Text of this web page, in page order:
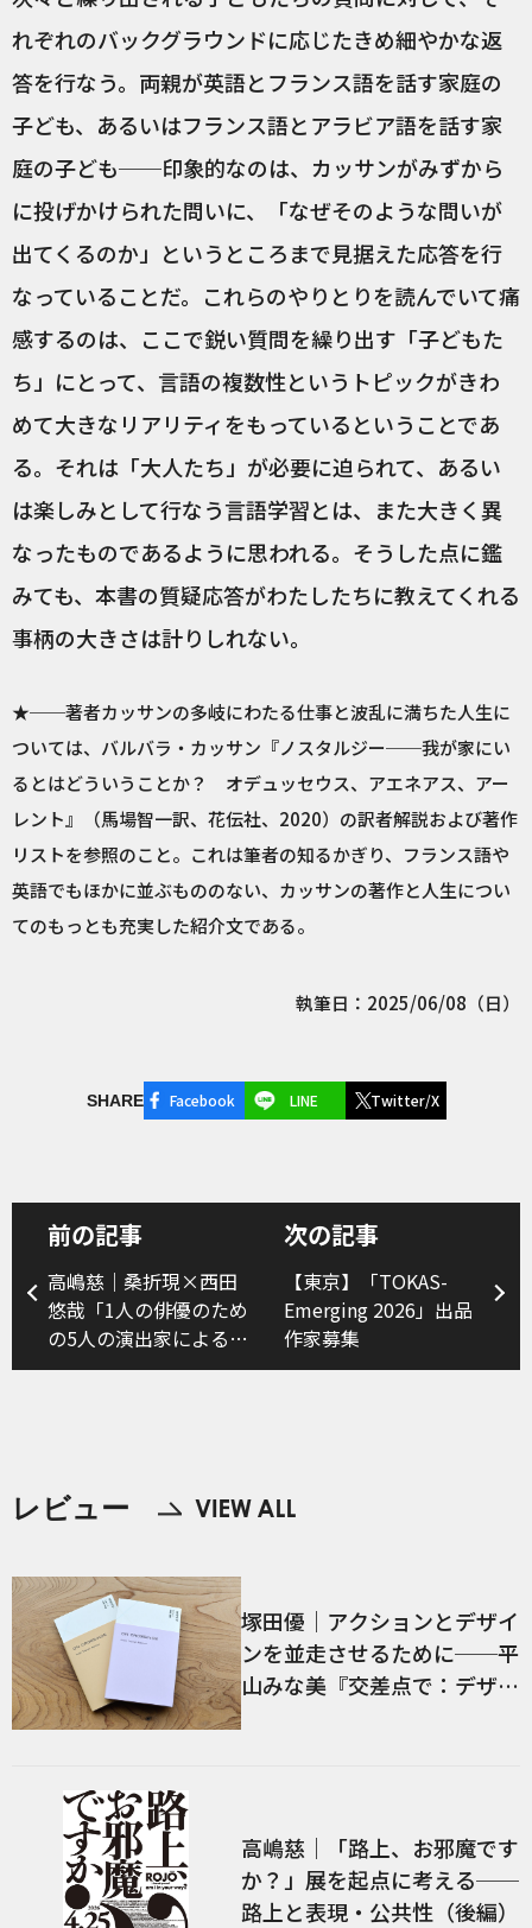
れぞれのバックグラウンドに応じたきめ細やかな返
答を行なう。両親が英語とフランス語を話す家庭の
子ども、あるいはフランス語とアラビア語を話す家
庭の子ども──印象的なのは、カッサンがみずから
に投げかけられた問いに、「なぜそのような問いが
出てくるのか」というところまで見据えた応答を行
なっていることだ。これらのやりとりを読んでいて痛
感するのは、ここで鋭い質問を繰り出す「子どもた
ち」にとって、言語の複数性というトピックがきわ
めて大きなリアリティをもっているということであ
る。それは「大人たち」が必要に迫られて、あるい
は楽しみとして行なう言語学習とは、また大きく異
なったものであるように思われる。そうした点に鑑
みても、本書の質疑応答がわたしたちに教えてくれる
事柄の大きさは計りしれない。
★──著者カッサンの多岐にわたる仕事と波乱に満ちた人生に
ついては、バルバラ・カッサン『ノスタルジー──我が家にい
るとはどういうことか？ オデュッセウス、アエネアス、アー
レント』（馬場智一訳、花伝社、2020）の訳者解説および著作
リストを参照のこと。これは筆者の知るかぎり、フランス語や
英語でもほかに並ぶもののない、カッサンの著作と人生につい
てのもっとも充実した紹介文である。
執筆日：2025/06/08（日）
SHARE Facebook LINE Twitter/X
前の記事
高嶋慈｜桑折現×西田
悠哉「1人の俳優のため
の5人の演出家による上
演Ⅰ『マッチョと亡
次の記事
【東京】「TOKAS-
Emerging 2026」出品
作家募集
レビュー
塚田優｜アクションとデザイ
ンを並走させるために──平
山みな美『交差点で：デザイ
ン、言語、経験』／前編
高嶋慈｜「路上、お邪魔です
か？」展を起点に考える──
路上と表現・公共性（後編）